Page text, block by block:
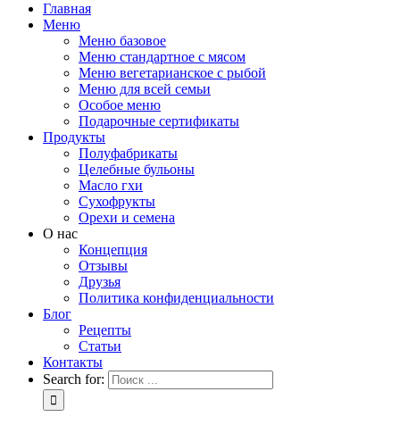
Главная
Меню
Меню базовое
Меню стандартное с мясом
Меню вегетарианское с рыбой
Меню для всей семьи
Особое меню
Подарочные сертификаты
Продукты
Полуфабрикаты
Целебные бульоны
Масло гхи
Сухофрукты
Орехи и семена
О нас
Концепция
Отзывы
Друзья
Политика конфиденциальности
Блог
Рецепты
Статьи
Контакты
Search for: